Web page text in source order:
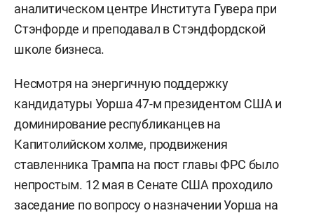
аналитическом центре Института Гувера при
Стэнфорде и преподавал в Стэндфордской
школе бизнеса.
Несмотря на энергичную поддержку
кандидатуры Уорша 47-м президентом США и
доминирование республиканцев на
Капитолийском холме, продвижения
ставленника Трампа на пост главы ФРС было
непростым. 12 мая в Сенате США проходило
заседание по вопросу о назначении Уорша на